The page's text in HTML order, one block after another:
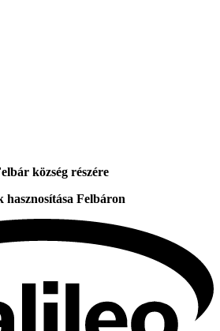
község részére
Felbáron